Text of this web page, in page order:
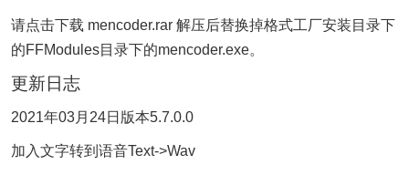
请点击下载 mencoder.rar 解压后替换掉格式工厂安装目录下
的FFModules目录下的mencoder.exe。
更新日志
2021年03月24日版本5.7.0.0
加入文字转到语音Text->Wav